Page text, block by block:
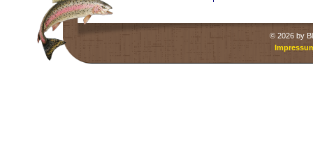
© 2026 by